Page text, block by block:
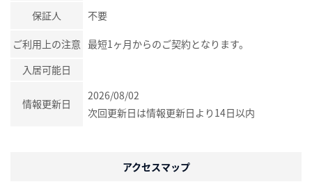
保証人 不要
ご利用上の注意 最短1ヶ月からのご契約となります。
入居可能日
情報更新日
2026/08/02
次回更新日は情報更新日より14日以内
アクセスマップ